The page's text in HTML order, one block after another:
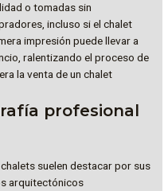
o tomadas sin
incluso si el chalet
impresión puede llevar a
ralentizando el proceso de
la venta de un chalet
profesional
suelen destacar por sus
arquitectónicos